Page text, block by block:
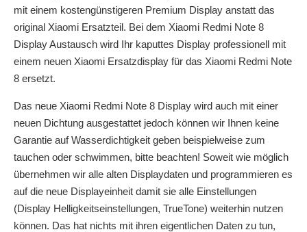
mit einem kostengünstigeren Premium Display anstatt das
original Xiaomi Ersatzteil. Bei dem Xiaomi Redmi Note 8
Display Austausch wird Ihr kaputtes Display professionell mit
einem neuen Xiaomi Ersatzdisplay für das Xiaomi Redmi Note
8 ersetzt.
Das neue Xiaomi Redmi Note 8 Display wird auch mit einer
neuen Dichtung ausgestattet jedoch können wir Ihnen keine
Garantie auf Wasserdichtigkeit geben beispielweise zum
tauchen oder schwimmen, bitte beachten! Soweit wie möglich
übernehmen wir alle alten Displaydaten und programmieren es
auf die neue Displayeinheit damit sie alle Einstellungen
(Display Helligkeitseinstellungen, TrueTone) weiterhin nutzen
können. Das hat nichts mit ihren eigentlichen Daten zu tun,